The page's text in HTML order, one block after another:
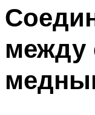
Меню
между